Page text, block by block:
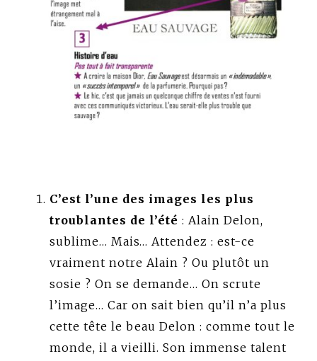
C’est l’une des images les plus
troublantes de l’été : Alain Delon,
sublime… Mais… Attendez : est-ce
vraiment notre Alain ? Ou plutôt un
sosie ? On se demande… On scrute
l’image… Car on sait bien qu’il n’a plus
cette tête le beau Delon : comme tout le
monde, il a vieilli. Son immense talent